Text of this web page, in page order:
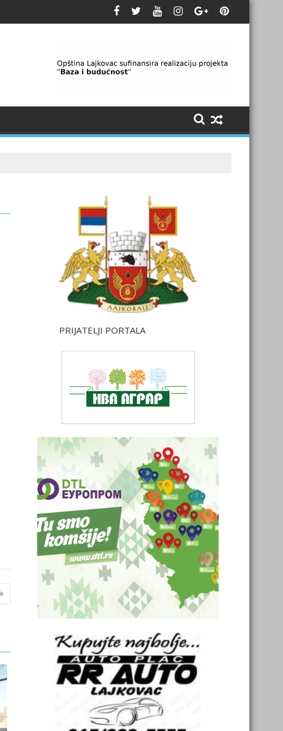
PRIJATELJI PORTALA